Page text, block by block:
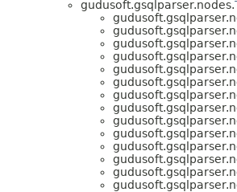
gudusoft.gsqlparser.nodes.